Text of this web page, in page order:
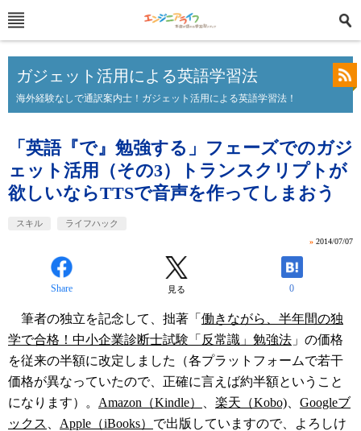
ガジェット活用による英語学習法
海外経験なしで通訳案内士！ガジェット活用による英語学習法！
「英語『で』勉強する」フェーズでのガジ
ェット活用（その3）トランスクリプトが
欲しいならTTSで音声を作ってしまおう
スキル ライフハック
» 2014/07/07
Share 見る 0
筆者の独立を記念して、拙著「 働きながら、半年間の独
学で合格！中小企業診断士試験「反常識」勉強法 」の価格
を従来の半額に改定しました（各プラットフォームで若干
価格が異なっていたので、正確に言えば約半額ということ
になります）。 Amazon（Kindle） 楽天（Kobo)
Googleブ
ックス
Apple（iBooks） で出版していますので、よろしけ